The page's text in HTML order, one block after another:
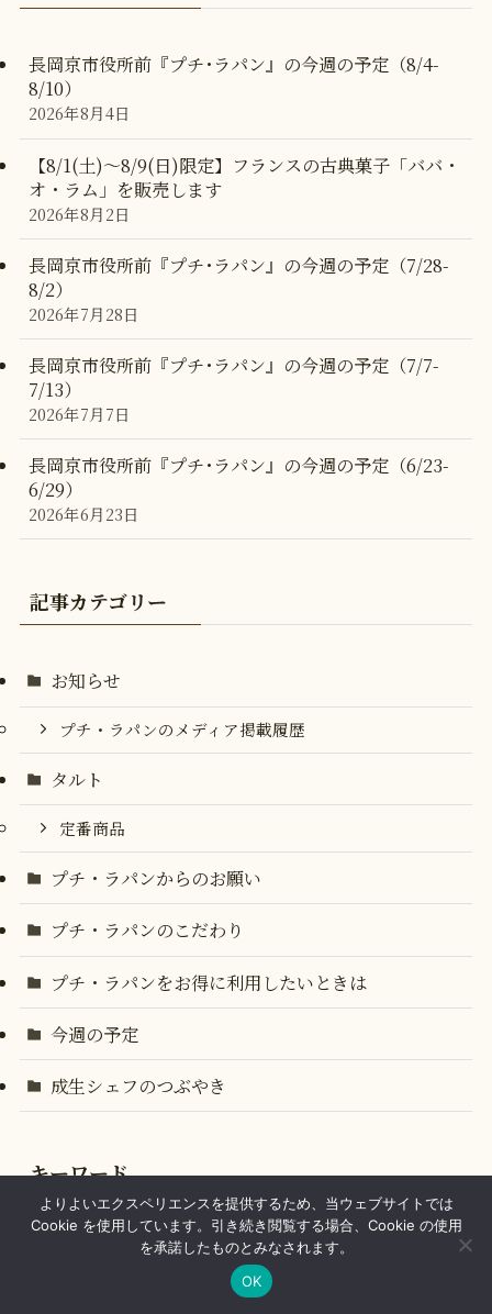
長岡京市役所前『プチ･ラパン』の今週の予定（8/4-
8/10）
2026年8月4日
【8/1(土)〜8/9(日)限定】フランスの古典菓子「ババ・
オ・ラム」を販売します
2026年8月2日
長岡京市役所前『プチ･ラパン』の今週の予定（7/28-
8/2）
2026年7月28日
長岡京市役所前『プチ･ラパン』の今週の予定（7/7-
7/13）
2026年7月7日
長岡京市役所前『プチ･ラパン』の今週の予定（6/23-
6/29）
2026年6月23日
記事カテゴリー
お知らせ
プチ・ラパンのメディア掲載履歴
タルト
定番商品
プチ・ラパンからのお願い
プチ・ラパンのこだわり
プチ・ラパンをお得に利用したいときは
今週の予定
成生シェフのつぶやき
キーワード
TV出演(6) かき氷 (1) かしこ暮らしっく
ガラシャ祭り
クリスマスケーキ
よりよいエクスペリエンスを提供するため、当ウェブサイトでは
Cookie を使用しています。引き続き閲覧する場合、Cookie の使用
を承諾したものとみなされます。
OK